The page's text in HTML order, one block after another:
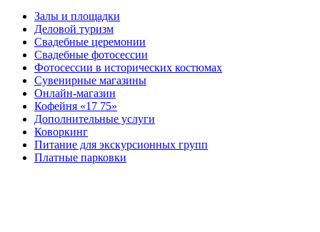
Залы и площадки
Деловой туризм
Свадебные церемонии
Свадебные фотосессии
Фотосессии в исторических костюмах
Сувенирные магазины
Онлайн-магазин
Кофейня «17 75»
Дополнительные услуги
Коворкинг
Питание для экскурсионных групп
Платные парковки